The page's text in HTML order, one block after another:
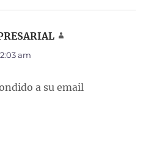
am
a su email